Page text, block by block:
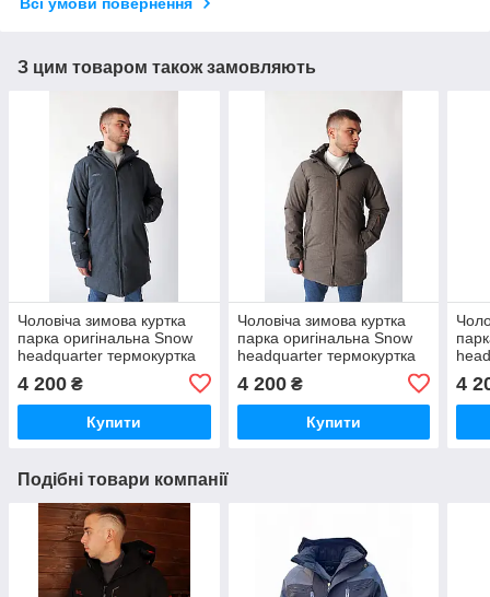
Всі умови повернення
З цим товаром також замовляють
Чоловіча зимова куртка
парка оригінальна Snow
headquarter термокуртка
4 200 ₴
Купити
Чоловіча зимова куртка
парка оригінальна Snow
headquarter термокуртка
зиму
4 200₴
Купити
зиму
4
Подібні товари компанії